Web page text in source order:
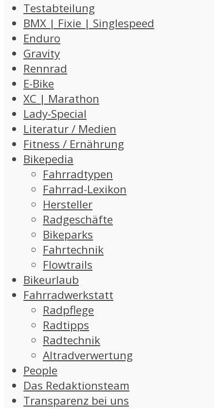
Testabteilung
BMX | Fixie | Singlespeed
Enduro
Gravity
Rennrad
E-Bike
XC | Marathon
Lady-Special
Literatur / Medien
Fitness / Ernährung
Bikepedia
Fahrradtypen
Fahrrad-Lexikon
Hersteller
Radgeschäfte
Bikeparks
Fahrtechnik
Flowtrails
Bikeurlaub
Fahrradwerkstatt
Radpflege
Radtipps
Radtechnik
Altradverwertung
People
Das Redaktionsteam
Transparenz bei uns